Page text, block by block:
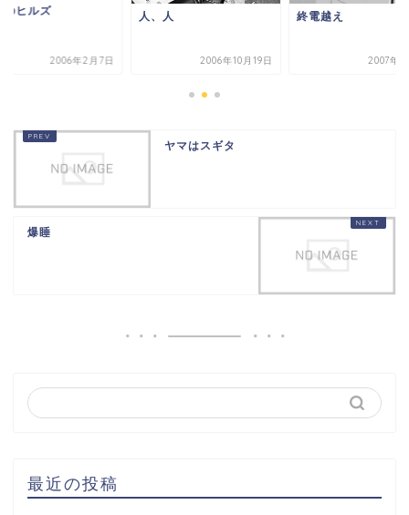
のヒルズ
2006年2月7日
人、人
2006年10月19日
終電越え
2007年3
ヤマはスギタ
爆睡
最近の投稿